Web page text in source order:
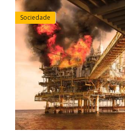
Sociedade